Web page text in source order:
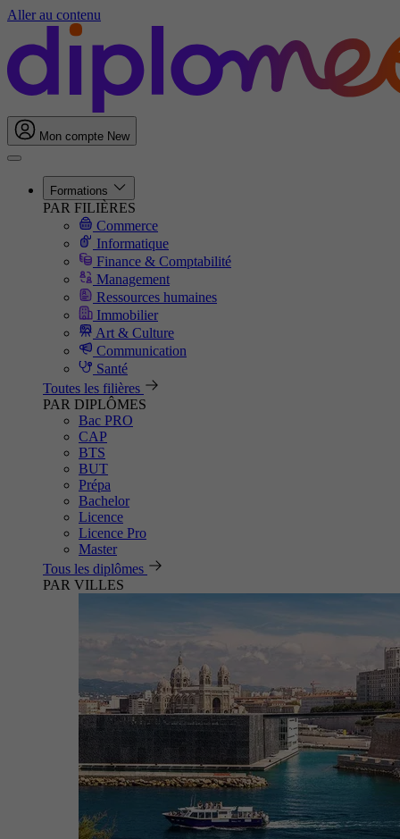
Aller au contenu
Mon compte New
Formations
PAR FILIÈRES
Commerce
Informatique
Finance & Comptabilité
Management
Ressources humaines
Immobilier
Art & Culture
Communication
Santé
Toutes les filières
PAR DIPLÔMES
Bac PRO
CAP
BTS
BUT
Prépa
Bachelor
Licence
Licence Pro
Master
Tous les diplômes
PAR VILLES